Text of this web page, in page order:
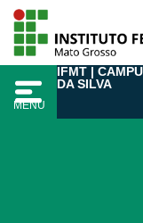
para
conteúdo
MENU
IFMT |
DA SILVA